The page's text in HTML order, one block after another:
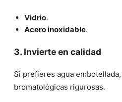
Vidrio.
Acero inoxidable.
3. Invierte en calidad
Si prefieres agua
bromatológicas rigurosas.